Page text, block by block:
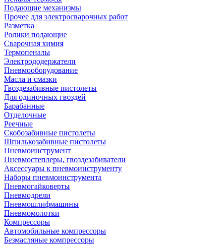
Подающие механизмы
Прочее для электросварочных работ
Разметка
Ролики подающие
Сварочная химия
Термопеналы
Электрододержатели
Пневмооборудование
Масла и смазки
Гвоздезабивные пистолеты
Для одиночных гвоздей
Барабанные
Отделочные
Реечные
Скобозабивные пистолеты
Шпилькозабивные пистолеты
Пневмоинструмент
Пневмостеплеры, гвоздезабиватели
Аксессуары к пневмоинструменту
Наборы пневмоинструмента
Пневмогайковерты
Пневмодрели
Пневмошлифмашины
Пневмомолотки
Компрессоры
Автомобильные компрессоры
Безмасляные компрессоры